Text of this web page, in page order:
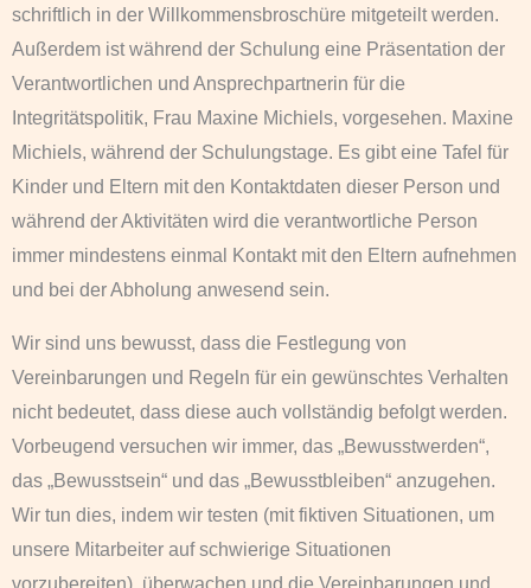
schriftlich in der Willkommensbroschüre mitgeteilt werden.
Außerdem ist während der Schulung eine Präsentation der
Verantwortlichen und Ansprechpartnerin für die
Integritätspolitik, Frau Maxine Michiels, vorgesehen. Maxine
Michiels, während der Schulungstage. Es gibt eine Tafel für
Kinder und Eltern mit den Kontaktdaten dieser Person und
während der Aktivitäten wird die verantwortliche Person
immer mindestens einmal Kontakt mit den Eltern aufnehmen
und bei der Abholung anwesend sein.
Wir sind uns bewusst, dass die Festlegung von
Vereinbarungen und Regeln für ein gewünschtes Verhalten
nicht bedeutet, dass diese auch vollständig befolgt werden.
Vorbeugend versuchen wir immer, das „Bewusstwerden“,
das „Bewusstsein“ und das „Bewusstbleiben“ anzugehen.
Wir tun dies, indem wir testen (mit fiktiven Situationen, um
unsere Mitarbeiter auf schwierige Situationen
vorzubereiten), überwachen und die Vereinbarungen und